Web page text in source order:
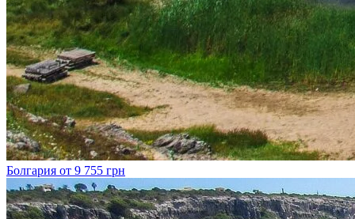
Болгария от 9 755 грн